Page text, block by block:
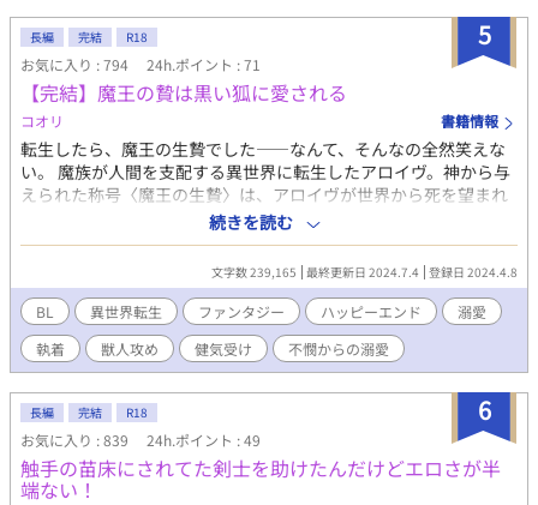
エロ含む話の前に「※」つけておきます。 強姦、美人受け、
不憫受け、中出し、潮吹き、指姦、人外、強制、結腸攻め、連続
絶頂、快楽堕ち、フェラ等々の予定
https://kisaragishion.fanbox.cc/ 如月紫苑のFanboxです。是非
無料登録をどうぞ。新作や書籍化情報の等の近況やリアルタイム
での作品についてよく呟いています。
5
長編 完結 R18
お気に入り : 794 24h.ポイント : 71
【完結】魔王の贄は黒い狐に愛される
コオリ 書籍情報
転生したら、魔王の生贄でした――なんて、そんなの全然笑えな
い。 魔族が人間を支配する異世界に転生したアロイヴ。神から与
えられた称号〈魔王の生贄〉は、アロイヴが世界から死を望まれ
ている証だった。 何年も教会の離れに軟禁され、生贄として殺さ
れるのを待つだけの日々。そんなある日、アロイヴの部屋に一匹
の黒い小さな獣が飛び込んでくる。 アロイヴが〈紫紺〉と名付け
た獣との出会いから、事態は思わぬほうへと転がっていって
――。 魔王の生贄とはなんなのか。 アロイヴがこの世界に転生し
た理由とは。 教会はいったい何を企んでいるのか。 紫紺の正体と
は。 さまざまな謎に振り回されながら、一人と一匹が幸せを掴む
までのお話です。 小さな黒狐（人化あり）×魔王の生贄。 《執着
溺愛攻め》×《健気不憫受け》 攻めは最初小さい獣ですが、将来
的に受けより大きくなります。 不憫な展開もありますが、最終的
には溺愛執着ハッピーエンドです。
続きを読む
文字数 239,165 最終更新日 2024.7.4 登録日 2024.4.8
BL 異世界転生 ファンタジー ハッピーエンド
溺愛
執着
獣人攻め 健気受け 不憫からの溺愛
6
長編 完結 R18
お気に入り : 839 24h.ポイント : 49
触手の苗床にされてた剣士を助けたんだけどエロさが半
端ない！